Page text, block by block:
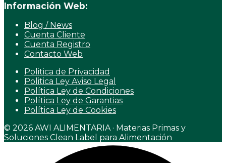
Información Web:
Blog / News
Cuenta Cliente
Cuenta Registro
Contacto Web
Politica de Privacidad
Politica Ley Aviso Legal
Política Ley de Condiciones
Política Ley de Garantias
Política Ley de Cookies
© 2026 AWI ALIMENTARIA · Materias Primas y
Soluciones Clean Label para Alimentación